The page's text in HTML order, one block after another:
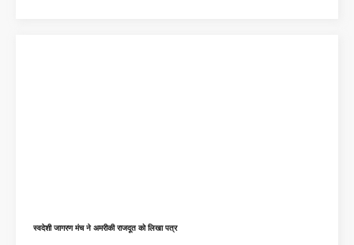
स्वदेशी जागरण मंच ने अमरीकी राजदूत को लिखा पत्र